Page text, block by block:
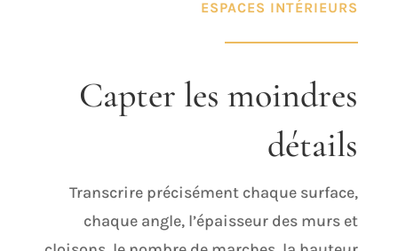
ESPACES INTÉRIEURS
Capter les moindres
détails
Transcrire précisément chaque surface,
chaque angle, l’épaisseur des murs et